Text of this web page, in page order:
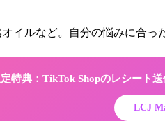
イルなど。自分の悩みに合っ
特典：TikTok Shopのレシート
LCJ